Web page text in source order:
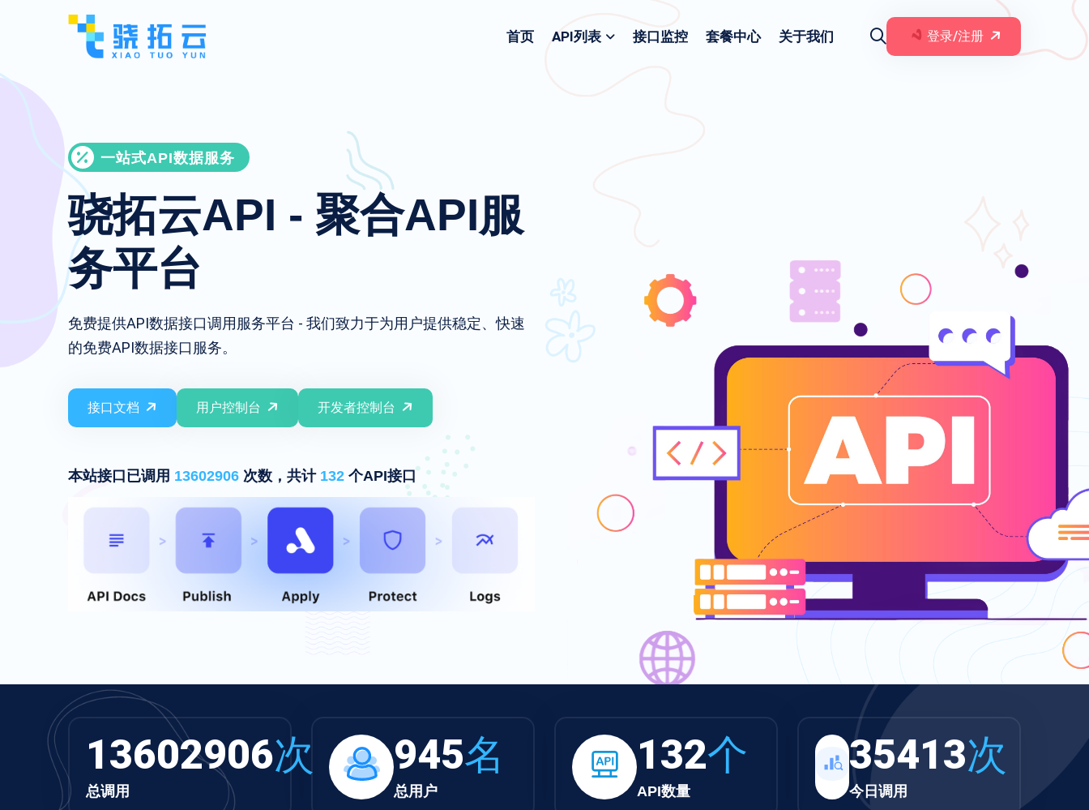
首页 API列表 接口监控 套餐中心 关于我们 登录/注册
一站式API数据服务
骁拓云API - 聚合API服
务平台
免费提供API数据接口调用服务平台 - 我们致力于为用户提供稳定、快速
的免费API数据接口服务。
接口文档 用户控制台 开发者控制台
本站接口已调用 13602906 次数，共计 132 个API接口
13602906次
总调用
945名
总用户
132个
API数量
35413次
今日调用